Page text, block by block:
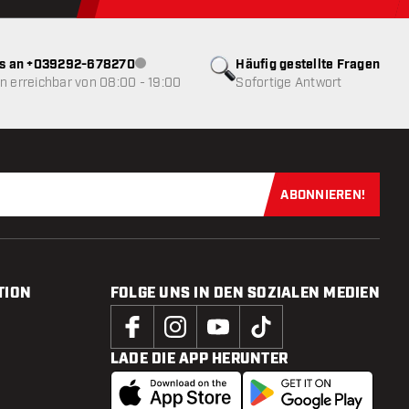
Häufig gestellte Fragen
Sofortige Antwort
an +039292-678270Kundenservice nicht verfügbar
erreichbar von 08:00 - 19:00
Jetzt für
ABONNIEREN!
FOLGE UNS IN DEN SOZIALEN MEDIEN
LADE DIE APP HERUNTER